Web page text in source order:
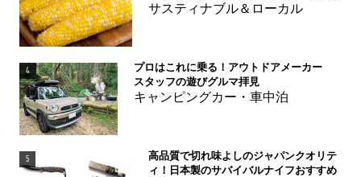
サスティナブル＆ローカル
4
プロはこれに乗る！アウトドアメーカー
スタッフの遊びグルマ拝見
キャンピングカー・車中泊
5
高品質で切れ味よしのジャパンクオリテ
ィ！日本製のサバイバルナイフおすすめ